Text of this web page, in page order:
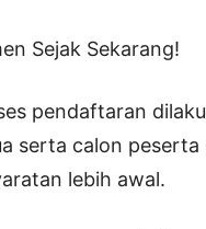
Sejak Sekarang!
pendaftaran
serta calon
lebih awal.